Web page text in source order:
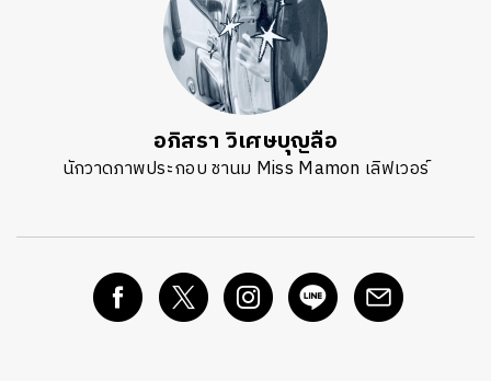
อภิสรา วิเศษบุญลือ
นักวาดภาพประกอบ ชานม Miss Mamon เลิฟเวอร์